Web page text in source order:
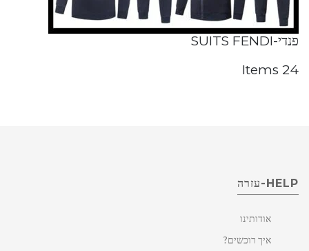
פנדי-SUITS FENDI
24 Items
HELP-עזרה
אודותינו
איך רוכשים?